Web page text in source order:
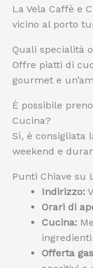
La Vela Caffè e
vicino al porto
Quali specialità
Offre piatti di
gourmet e
È possibile
Cucina?
Sì, è consigliata
weekend e
Punti Chiave su
Indirizzo:
Orari di
Cucina:
Offerta